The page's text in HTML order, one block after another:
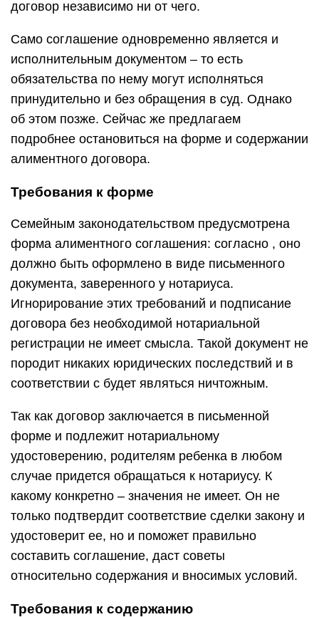
договор независимо ни от чего.
Само соглашение одновременно является и
исполнительным документом – то есть
обязательства по нему могут исполняться
принудительно и без обращения в суд. Однако
об этом позже. Сейчас же предлагаем
подробнее остановиться на форме и содержании
алиментного договора.
Требования к форме
Семейным законодательством предусмотрена
форма алиментного соглашения: согласно , оно
должно быть оформлено в виде письменного
документа, заверенного у нотариуса.
Игнорирование этих требований и подписание
договора без необходимой нотариальной
регистрации не имеет смысла. Такой документ не
породит никаких юридических последствий и в
соответствии с будет являться ничтожным.
Так как договор заключается в письменной
форме и подлежит нотариальному
удостоверению, родителям ребенка в любом
случае придется обращаться к нотариусу. К
какому конкретно – значения не имеет. Он не
только подтвердит соответствие сделки закону и
удостоверит ее, но и поможет правильно
составить соглашение, даст советы
относительно содержания и вносимых условий.
Требования к содержанию